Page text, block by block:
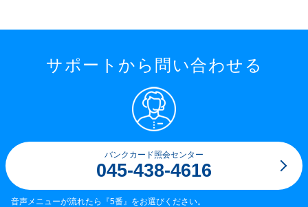
サポートから問い合わせる
バンクカード照会センター
045-438-4616
音声メニューが流れたら『5番』をお選びください。